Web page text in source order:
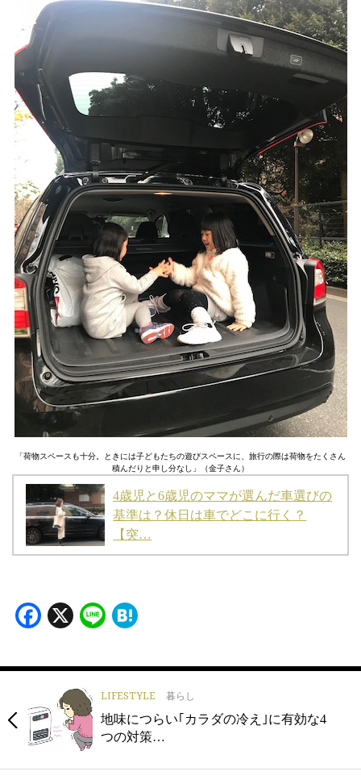
「荷物スペースも十分。ときには子どもたちの遊びスペースに、旅行の際は荷物をたくさん
積んだりと申し分なし」（金子さん）
4歳児と6歳児のママが選んだ車選びの
基準は？休日は車でどこに行く？
【突…
Facebook
X Line
LIFESTYLE 暮らし
地味につらい｢カラダの冷え｣に有効な4
つの対策…